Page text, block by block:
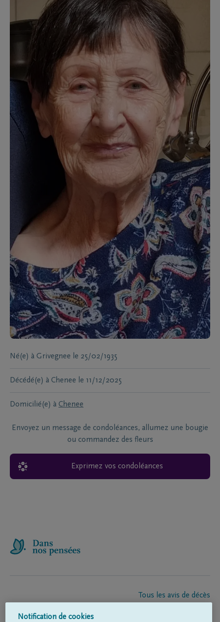
Né(e) à Grivegnee le 25/02/1935
Décédé(e) à Chenee le 11/12/2025
Domicilié(e) à Chenee
Envoyez un message de condoléances, allumez une bougie
ou commandez des fleurs
Exprimez vos condoléances
Tous les avis de décès
Entrepreneur de pompes funèbres
Notification de cookies